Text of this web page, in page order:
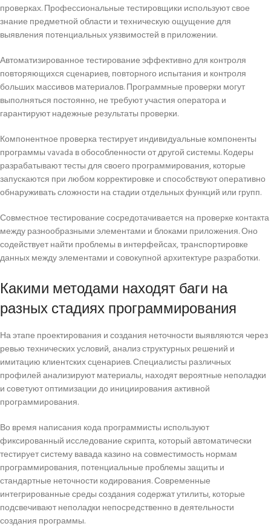
проверках. Профессиональные тестировщики используют свое
знание предметной области и техническую ощущение для
выявления потенциальных уязвимостей в приложении.
Автоматизированное тестирование эффективно для контроля
повторяющихся сценариев, повторного испытания и контроля
больших массивов материалов. Программные проверки могут
выполняться постоянно, не требуют участия оператора и
гарантируют надежные результаты проверки.
Компонентное проверка тестирует индивидуальные компоненты
программы vavada в обособленности от другой системы. Кодеры
разрабатывают тесты для своего программирования, которые
запускаются при любом корректировке и способствуют оперативно
обнаруживать сложности на стадии отдельных функций или групп.
Совместное тестирование сосредотачивается на проверке контакта
между разнообразными элементами и блоками приложения. Оно
содействует найти проблемы в интерфейсах, транспортировке
данных между элементами и совокупной архитектуре разработки.
Какими методами находят баги на
разных стадиях программирования
На этапе проектирования и создания неточности выявляются через
ревью технических условий, анализ структурных решений и
имитацию клиентских сценариев. Специалисты различных
профилей анализируют материалы, находят вероятные неполадки
и советуют оптимизации до инициирования активной
программирования.
Во время написания кода программисты используют
фиксированный исследование скрипта, который автоматически
тестирует систему вавада казино на совместимость нормам
программирования, потенциальные проблемы защиты и
стандартные неточности кодирования. Современные
интегрированные среды создания содержат утилиты, которые
подсвечивают неполадки непосредственно в деятельности
создания программы.